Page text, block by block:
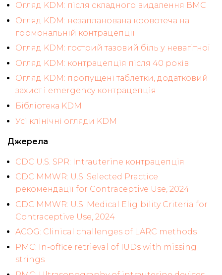
Огляд KDM: після складного видалення ВМС
Огляд KDM: незапланована кровотеча на
гормональній контрацепції
Огляд KDM: гострий тазовий біль у невагітної
Огляд KDM: контрацепція після 40 років
Огляд KDM: пропущені таблетки, додатковий
захист і emergency контрацепція
Бібліотека KDM
Усі клінічні огляди KDM
Джерела
CDC U.S. SPR: Intrauterine контрацепція
CDC MMWR: U.S. Selected Practice
рекомендації for Contraceptive Use, 2024
CDC MMWR: U.S. Medical Eligibility Criteria for
Contraceptive Use, 2024
ACOG: Clinical challenges of LARC methods
PMC: In-office retrieval of IUDs with missing
strings